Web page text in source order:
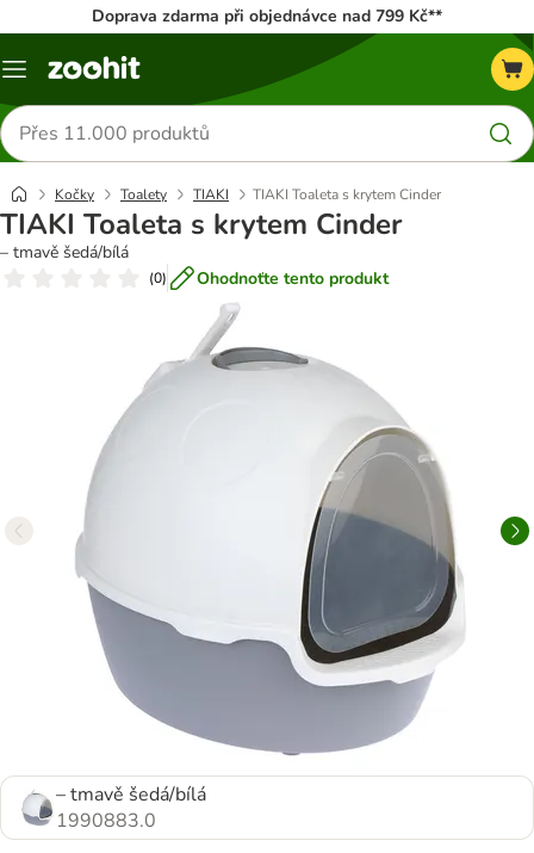
Doprava zdarma při objednávce nad 799 Kč**
Menu
Hledat
produkty
Kočky Toalety TIAKI TIAKI Toaleta s krytem Cinder
TIAKI Toaleta s krytem Cinder
– tmavě šedá/bílá
(0) Ohodnoťte tento produkt
– tmavě šedá/bílá
1990883.0